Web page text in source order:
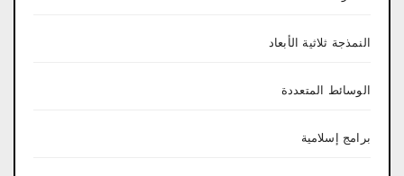
النمذجة ثلاثية الأبعاد
الوسائط المتعددة
برامج إسلامية